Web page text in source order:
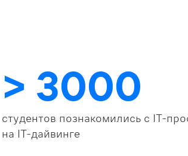
> 3000
студентов познакомились с IT-
на IT-дайвинге